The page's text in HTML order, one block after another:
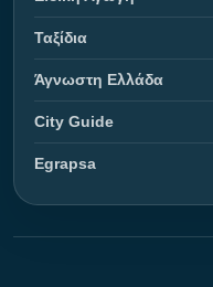
Ταξίδια
Άγνωστη Ελλάδα
City Guide
Egrapsa